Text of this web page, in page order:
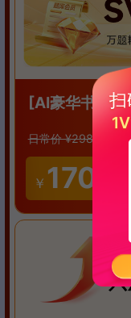
[AI豪华书课包
日常价 ¥298 优
￥ 170
扫